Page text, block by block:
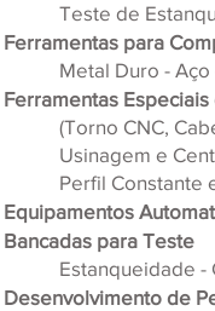
Teste de
Ferramentas para
Metal Duro -
Ferramentas
(Torno CNC,
Usinagem e
Perfil Constante
Equipamentos
Bancadas para Teste
Estanqueidade -
Desenvolvimento de